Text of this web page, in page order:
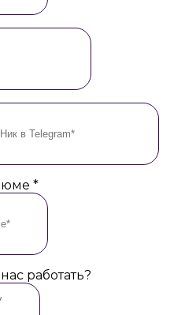
*
работать?